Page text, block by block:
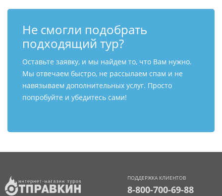
Не смогли подобрать
подходящий тур?
Оставьте заявку, и мы найдем то, что Вам нужно.
Мы отвечаем быстро, не рассылаем спам и не
навязываем дополнительных услуг. Просто
попробуйте и убедитесь сами!
ПОДДЕРЖКА КЛИЕНТОВ
8-800-700-69-88